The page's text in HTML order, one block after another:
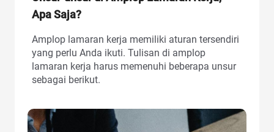
Apa Saja?
Amplop lamaran kerja memiliki aturan tersendiri
yang perlu Anda ikuti. Tulisan di amplop
lamaran kerja harus memenuhi beberapa unsur
sebagai berikut.